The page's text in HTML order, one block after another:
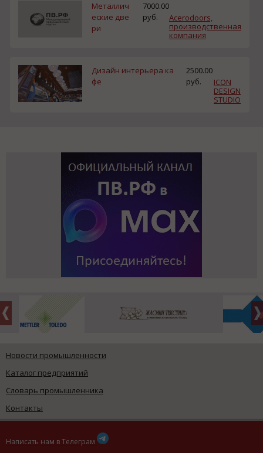
Металлич
еские две
ри
7000.00
руб.
Acerodoors,
производственная
компания
Дизайн интерьера ка
фе
2500.00
руб.
ICON
DESIGN
STUDIO
Новости промышленности
Каталог предприятий
Словарь промышленника
Контакты
Написать нам в Телеграм